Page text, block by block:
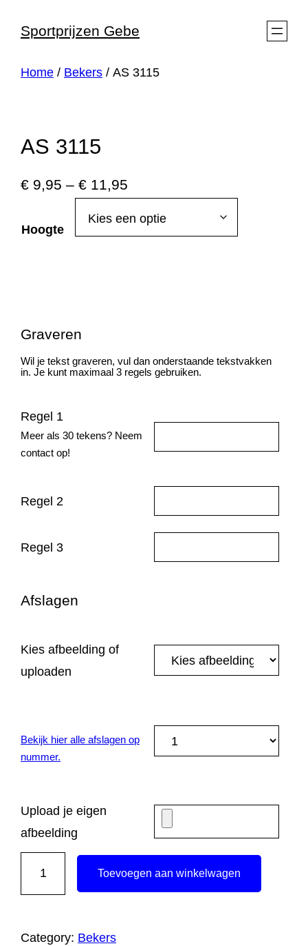
naar
inhoud
Sportprijzen Gebe
Home / Bekers / AS 3115
AS 3115
€ 9,95 – € 11,95
Hoogte
Graveren
Wil je tekst graveren, vul dan onderstaande tekstvakken
in. Je kunt maximaal 3 regels gebruiken.
Regel 1
Meer als 30 tekens? Neem
contact op!
Regel 2
Regel 3
Afslagen
Kies afbeelding of
uploaden
Bekijk hier alle afslagen op
nummer.
Upload je eigen
afbeelding
Toevoegen aan winkelwagen
Category: Bekers